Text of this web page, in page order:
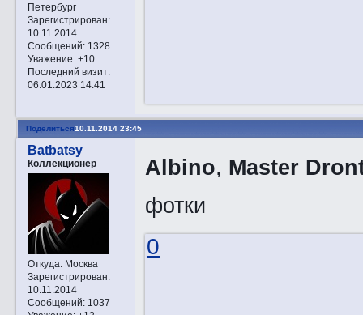
Петербург
Зарегистрирован:
10.11.2014
Сообщений:1328
Уважение: +10
Последний визит:
06.01.2023 14:41
Поделиться10.11.2014 23:45
Batbatsy
Коллекционер
Откуда:Москва
Зарегистрирован:
10.11.2014
Сообщений:1037
Albino, Master
фотки
0